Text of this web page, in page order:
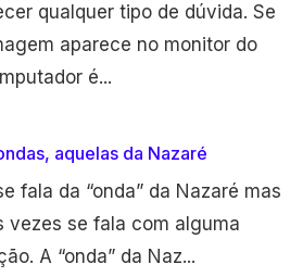
qualquer tipo de dúvida. Se
aparece no monitor do
é...
aquelas da Nazaré
fala da “onda” da Nazaré mas
vezes se fala com alguma
A “onda” da Naz...